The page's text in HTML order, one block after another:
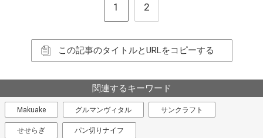
1 2
この記事のタイトルとURLをコピーする
関連するキーワード
Makuake グルマンヴィタル サンクラフト
せせらぎ パン切りナイフ